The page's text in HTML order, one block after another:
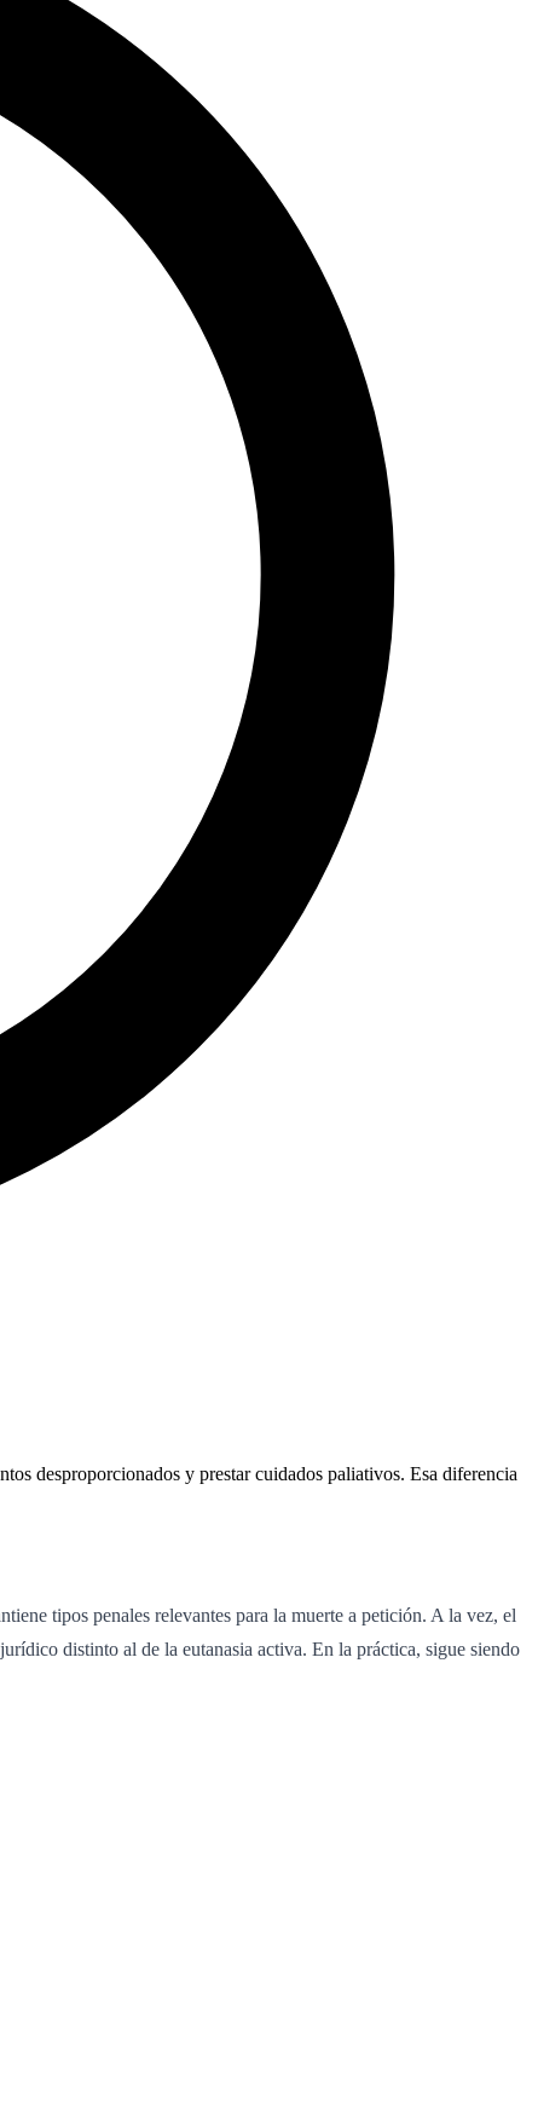
desproporcionados y prestar cuidados paliativos. Esa diferencia
tipos penales relevantes para la muerte a petición. A la vez, el
distinto al de la eutanasia activa. En la práctica, sigue siendo